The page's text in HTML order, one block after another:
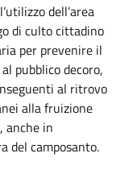
dell’area
di culto cittadino
per prevenire il
pubblico decoro,
al ritrovo
alla fruizione
anche in
del camposanto.